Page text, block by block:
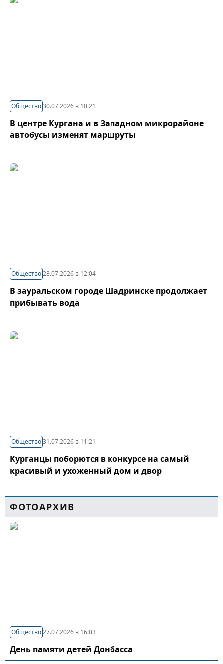
Общество30.07.2026 в 10:21
В центре Кургана и в Западном микрорайоне
автобусы изменят маршруты
Общество28.07.2026 в 12:04
В зауральском городе Шадринске продолжает
прибывать вода
Общество31.07.2026 в 11:21
Курганцы поборются в конкурсе на самый
красивый и ухоженный дом и двор
ФОТОАРХИВ
Общество27.07.2026 в 16:03
День памяти детей Донбасса